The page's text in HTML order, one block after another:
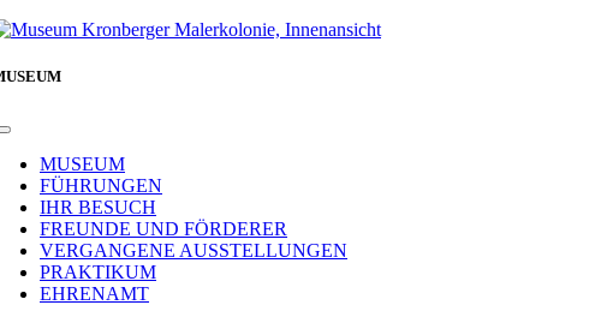
Toggle
NavigationMUSEUM
FÜHRUNGEN
IHR BESUCH
FREUNDE UND FÖRDERER
VERGANGENE AUSSTELLUNGEN
PRAKTIKUM
EHRENAMT